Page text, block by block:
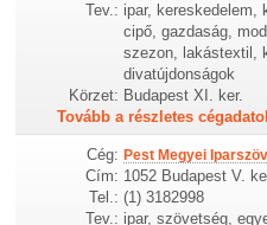
Tev.: ipar, kereskedelem,
cipő, gazdaság,
szezon, lakástextil,
divatújdonságok
Körzet: Budapest XI. ker.
Tovább a részletes
Cég: Pest Megyei
Cím: 1052 Budapest V.
Tel.: (1) 3182998
Tev.: ipar, szövetség,